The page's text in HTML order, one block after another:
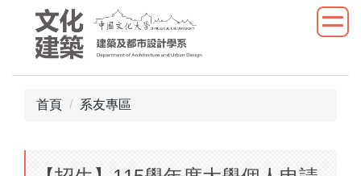
首頁 系友專區